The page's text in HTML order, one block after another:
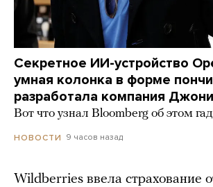
Секретное ИИ-устройство
умная колонка в форме
разработала компания
Вот что узнал Bloomberg об этом
НОВОСТИ 9 часов назад
Wildberries ввела страхование